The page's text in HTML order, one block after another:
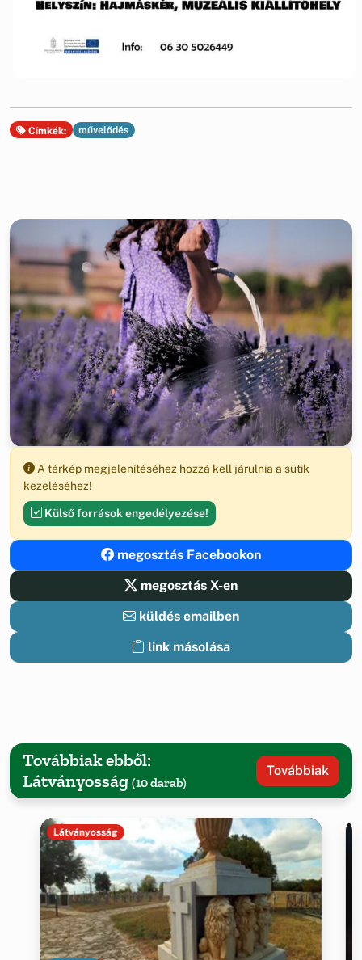
Címkék: művelődés
A térkép megjelenítéséhez hozzá kell járulnia a sütik
kezeléséhez!
Külső források engedélyezése!
megosztás Facebookon
megosztás X-en
küldés emailben
link másolása
Továbbiak ebből:
Látványosság (10 darab)
Továbbiak
Látványosság